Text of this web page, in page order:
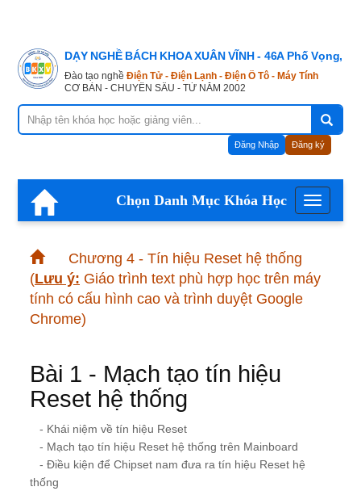
DẠY NGHỀ BÁCH KHOA XUÂN VĨNH - 46A Phố Vọng,
Đào tạo nghề Điện Tử - Điện Lạnh - Điện Ô Tô - Máy Tính
CƠ BẢN - CHUYÊN SÂU - TỪ NĂM 2002
Đăng Nhập Đăng ký
Menu
Chọn Danh Mục Khóa Học
Chương 4 - Tín hiệu Reset hệ thống
(Lưu ý: Giáo trình text phù hợp học trên máy
tính có cấu hình cao và trình duyệt Google
Chrome)
Bài 1 - Mạch tạo tín hiệu
Reset hệ thống
- Khái niệm về tín hiệu Reset
- Mạch tạo tín hiệu Reset hệ thống trên Mainboard
- Điều kiện để Chipset nam đưa ra tín hiệu Reset hệ
thống